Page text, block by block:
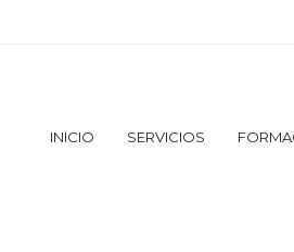
INICIO SERVICIOS